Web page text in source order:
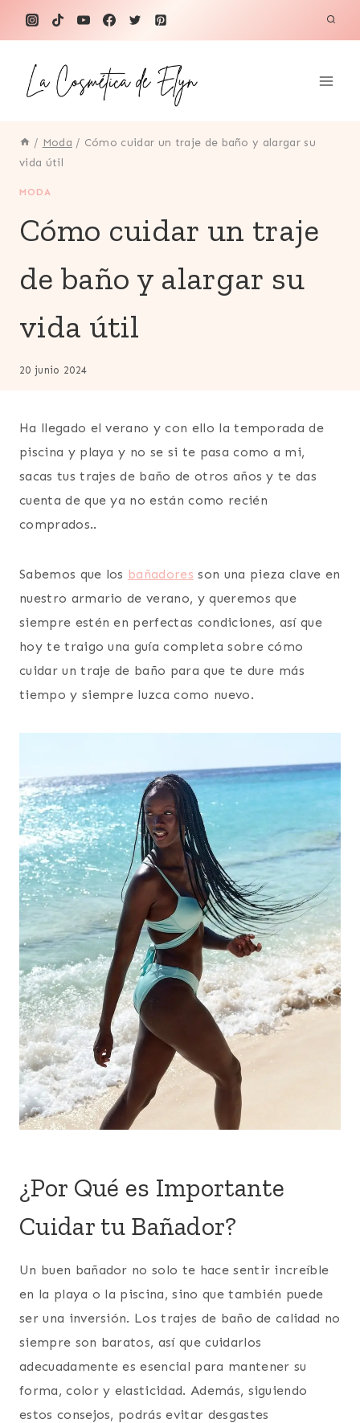
Saltar
/ Moda / Cómo cuidar un traje de baño y alargar su
vida útil
MODA
Cómo cuidar un traje
de baño y alargar su
vida útil
20 junio 2024
Ha llegado el verano y con ello la temporada de
piscina y playa y no se si te pasa como a mi,
sacas tus trajes de baño de otros años y te das
cuenta de que ya no están como recién
comprados..
Sabemos que los bañadores son una pieza clave en
nuestro armario de verano, y queremos que
siempre estén en perfectas condiciones, así que
hoy te traigo una guía completa sobre cómo
cuidar un traje de baño para que te dure más
tiempo y siempre luzca como nuevo.
¿Por Qué es Importante
Cuidar tu Bañador?
Un buen bañador no solo te hace sentir increíble
en la playa o la piscina, sino que también puede
ser una inversión. Los trajes de baño de calidad no
siempre son baratos, así que cuidarlos
adecuadamente es esencial para mantener su
forma, color y elasticidad. Además, siguiendo
estos consejos, podrás evitar desgastes